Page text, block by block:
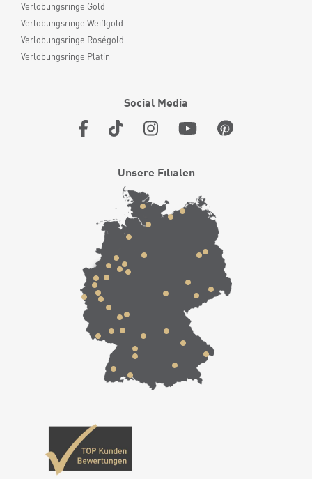
Verlobungsringe Gold
Verlobungsringe Weißgold
Verlobungsringe Roségold
Verlobungsringe Platin
Social Media
Unsere Filialen